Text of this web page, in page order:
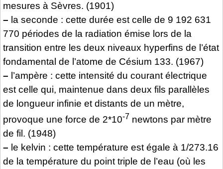
mesures à Sèvres. (1901)
– la seconde : cette durée est celle de 9 192 631
770 périodes de la radiation émise lors de la
transition entre les deux niveaux hyperfins de l’état
fondamental de l’atome de Césium 133. (1967)
– l’ampère : cette intensité du courant électrique
est celle qui, maintenue dans deux fils parallèles
de longueur infinie et distants de un mètre,
provoque une force de 2*10-7 newtons par mètre
de fil. (1948)
– le kelvin : cette température est égale à 1/273.16
de la température du point triple de l’eau (où les